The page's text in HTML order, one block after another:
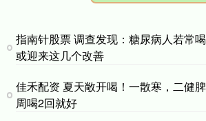
指南针股票 调查发现：糖尿病人若常
或迎来这几个改善
佳禾配资 夏天敞开喝！一散寒，二健
周喝2回就好